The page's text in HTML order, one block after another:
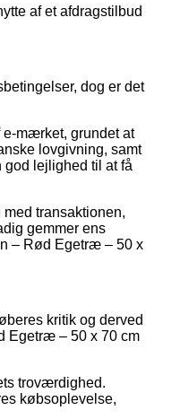
af et afdragstilbud
dog er det
e-mærket, grundet at
lovgivning, samt
god lejlighed til at få
transaktionen,
gemmer ens
– Rød Egetræ – 50 x
kritik og derved
Egetræ – 50 x 70 cm
troværdighed.
købsoplevelse,